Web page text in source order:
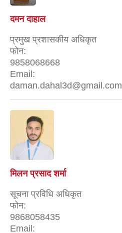
दमन दाहाल
प्रमुख प्रशासकीय अधिकृत
फोन:
9858068668
Email:
daman.dahal3d@gmail.com
मिलन प्रसाद शर्मा
सूचना प्रविधि अधिकृत
फोन:
9868058435
Email: